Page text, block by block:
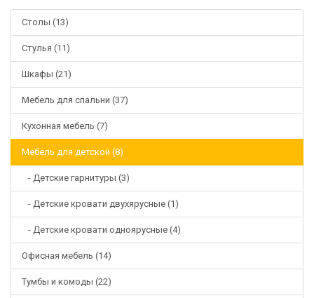
Столы (13)
Стулья (11)
Шкафы (21)
Мебель для спальни (37)
Кухонная мебель (7)
Мебель для детской (8)
- Детские гарнитуры (3)
- Детские кровати двухярусные (1)
- Детские кровати одноярусные (4)
Офисная мебель (14)
Тумбы и комоды (22)